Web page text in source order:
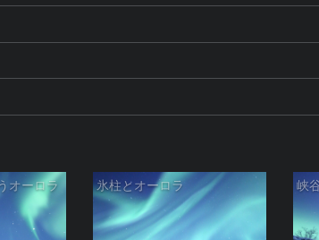
オーロラ 氷柱とオーロラ 峡